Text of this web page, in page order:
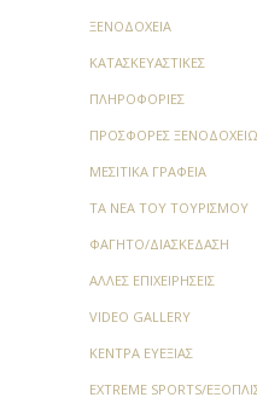
ΞΕΝΟΔΟΧΕΊΑ
ΚΑΤΑΣΚΕΥΑΣΤΙΚΈΣ
ΠΛΗΡΟΦΟΡΊΕΣ
ΠΡΟΣΦΟΡΈΣ
ΜΕΣΙΤΙΚΆ ΓΡΑΦΕΊΑ
ΤΑ ΝΈΑ ΤΟΥ ΤΟΥΡΙΣΜΟΎ
ΦΑΓΗΤΌ/ΔΙΑΣΚΈΔΑΣΗ
ΆΛΛΕΣ ΕΠΙΧΕΙΡΉΣΕΙΣ
VIDEO GALLERY
ΚΈΝΤΡΑ ΕΥΕΞΊΑΣ
EXTREME SPORTS/